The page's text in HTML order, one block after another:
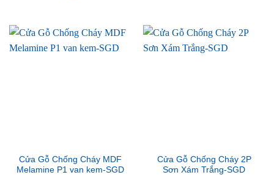
Cửa Gỗ Chống Cháy MDF
Melamine P1 van kem-SGD
Cửa Gỗ Chống Cháy 2P
Sơn Xám Trắng-SGD